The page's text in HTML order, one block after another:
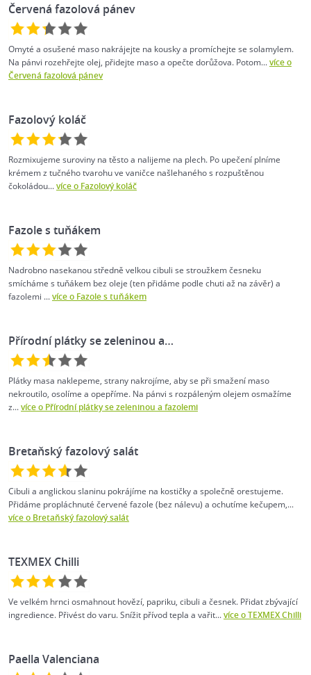
Červená fazolová pánev
Omyté a osušené maso nakrájejte na kousky a promíchejte se solamylem.
Na pánvi rozehřejte olej, přidejte maso a opečte dorůžova. Potom...více o
Červená fazolová pánev
Fazolový koláč
Rozmixujeme suroviny na těsto a nalijeme na plech. Po upečení plníme
krémem z tučného tvarohu ve vaničce našlehaného s rozpuštěnou
čokoládou...více o Fazolový koláč
Fazole s tuňákem
Nadrobno nasekanou středně velkou cibuli se stroužkem česneku
smícháme s tuňákem bez oleje (ten přidáme podle chuti až na závěr) a
fazolemi ...více o Fazole s tuňákem
Přírodní plátky se zeleninou a…
Plátky masa naklepeme, strany nakrojíme, aby se při smažení maso
nekroutilo, osolíme a opepříme. Na pánvi s rozpáleným olejem osmažíme
z...více o Přírodní plátky se zeleninou a fazolemi
Bretaňský fazolový salát
Cibuli a anglickou slaninu pokrájíme na kostičky a společně orestujeme.
Přidáme propláchnuté červené fazole (bez nálevu) a ochutíme kečupem,...
více o Bretaňský fazolový salát
TEXMEX Chilli
Ve velkém hrnci osmahnout hovězí, papriku, cibuli a česnek. Přidat zbývající
ingredience. Přivést do varu. Snížit přívod tepla a vařit...více o TEXMEX Chilli
Paella Valenciana